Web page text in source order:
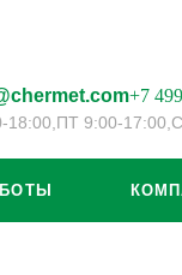
+7
ПТ 9:00-17:00,